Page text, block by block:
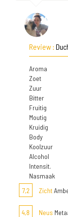
Review :
Aroma
Zoet
Zuur
Bitter
Fruitig
Moutig
Kruidig
Body
Koolzuur
Alcohol
Intensit.
Nasmaak
7,2
Zicht
4,8 Neus